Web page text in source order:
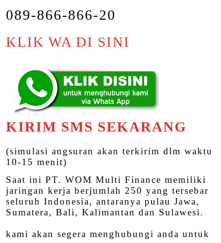
089-866-866-20
KLIK WA DI SINI
KIRIM SMS SEKARANG
(simulasi angsuran akan terkirim dlm waktu
10-15 menit)
Saat ini PT. WOM Multi Finance memiliki
jaringan kerja berjumlah 250 yang tersebar
seluruh Indonesia, antaranya pulau Jawa,
Sumatera, Bali, Kalimantan dan Sulawesi.
kami akan segera menghubungi anda untuk